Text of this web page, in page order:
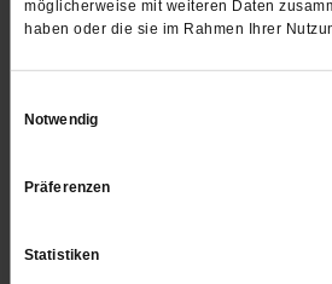
möglicherweise mit weiteren Daten
haben oder die sie im Rahmen Ihrer
Notwendig
Präferenzen
Statistiken
vonThomas Seiterich